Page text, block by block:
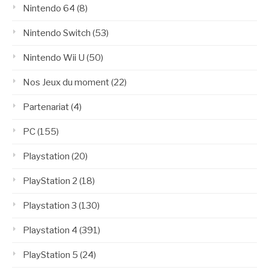
Nintendo 64 (8)
Nintendo Switch (53)
Nintendo Wii U (50)
Nos Jeux du moment(22)
Partenariat(4)
PC(155)
Playstation (20)
PlayStation 2 (18)
Playstation 3 (130)
Playstation 4 (391)
PlayStation 5 (24)